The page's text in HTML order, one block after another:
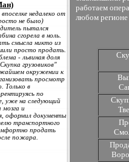
недалеко от
не было)
пытался
сгорела в ноль.
смысла никто из
просто продать.
- львиная доля
грузовиков"
окружении к
просмотр
Только в
по
уже на следующий
мозга и
оформил документы
транспортного
продать
пожара.
работаем
любом регионе